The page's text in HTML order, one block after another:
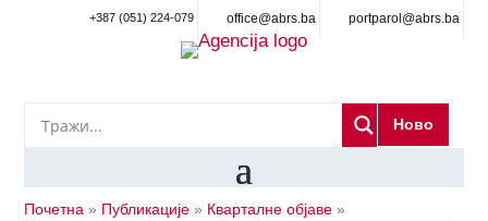
+387 (051) 224-079 office@abrs.ba portparol@abrs.ba
Ново
Почетна » Публикације » Кварталне објаве »